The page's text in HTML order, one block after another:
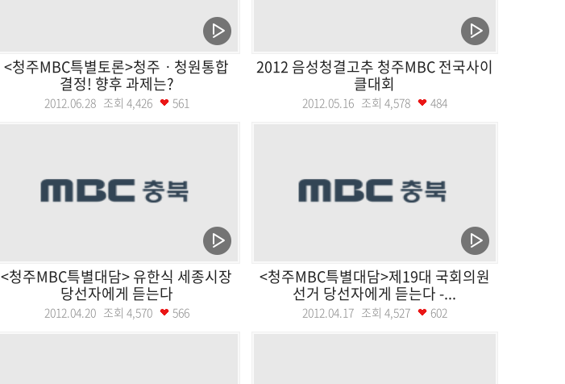
<청주MBC특별토론>청주ㆍ청원통합
결정! 향후 과제는?
2012.06.28 조회 4,426 561
2012 음성청결고추 청주MBC 전국사이
클대회
2012.05.16 조회 4,578 484
<청주MBC특별대담> 유한식 세종시장
당선자에게 듣는다
2012.04.20 조회 4,570 566
<청주MBC특별대담>제19대 국회의원
선거 당선자에게 듣는다 -...
2012.04.17 조회 4,527 602